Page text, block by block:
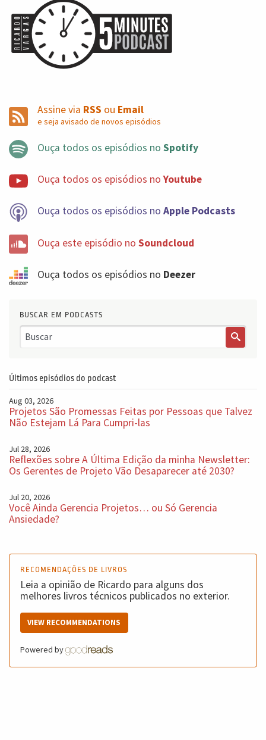
Assine via RSS ou Email
e seja avisado de novos episódios
Ouça todos os episódios no Spotify
Ouça todos os episódios noYoutube
Ouça todos os episódios no Apple Podcasts
Ouça este episódio no Soundcloud
Ouça todos os episódios no Deezer
BUSCAR EM PODCASTS
Últimos episódios do podcast
Aug 03, 2026
Projetos São Promessas Feitas por Pessoas que Talvez
Não Estejam Lá Para Cumpri-las
Jul 28, 2026
Reflexões sobre A Última Edição da minha Newsletter:
Os Gerentes de Projeto Vão Desaparecer até 2030?
Jul 20, 2026
Você Ainda Gerencia Projetos… ou Só Gerencia
Ansiedade?
RECOMENDAÇÕES DE LIVROS
Leia a opinião de Ricardo para alguns dos
melhores livros técnicos publicados no exterior.
VIEW RECOMMENDATIONS
Powered by